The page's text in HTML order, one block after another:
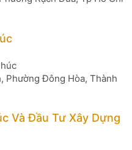
Phường Đông Hòa, Thành
Và Đầu Tư Xây Dựng